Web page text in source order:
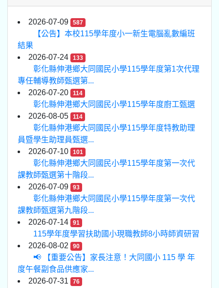
2026-07-09 587
【公告】本校115學年度小一新生電腦亂數編班
結果
2026-07-24
133
彰化縣伸港鄉大同國民小學115學年度第1次代理
專任輔導教師甄選第...
2026-07-20
114
彰化縣伸港鄉大同國民小學115學年度廚工甄選
2026-08-05
114
彰化縣伸港鄉大同國民小學115學年度特教助理
員暨學生助理員甄選...
2026-07-10
101
彰化縣伸港鄉大同國民小學115學年度第一次代
課教師甄選第十階段...
2026-07-09
93
彰化縣伸港鄉大同國民小學115學年度第一次代
課教師甄選第九階段...
2026-07-14
91
115學年度學習扶助國小現職教師8小時師資研習
2026-08-02
90
📢 【重要公告】家長注意！大同國小 115 學 年
度午餐副食品供應家...
2026-07-31
76